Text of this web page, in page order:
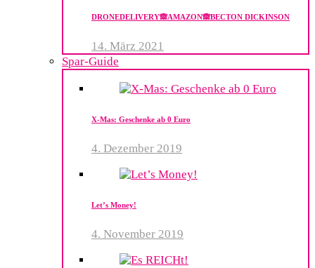
DRONEDELIVERY​🙈AMAZON🙈BECTON​ DICKINSON
14. März 2021
Spar-Guide
X-Mas: Geschenke ab 0 Euro
4. Dezember 2019
Let’s Money!
4. November 2019